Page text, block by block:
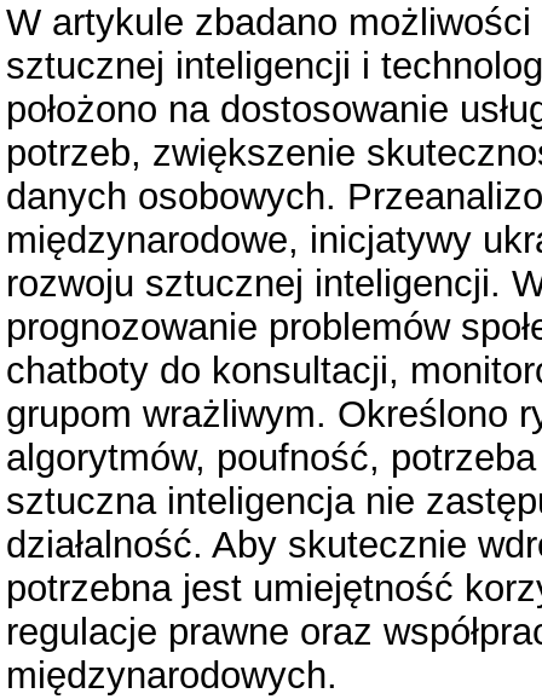
W artykule zbadano
sztucznej inteligencji i
położono na dostosowanie
potrzeb, zwiększenie
danych osobowych.
międzynarodowe, inicjatywy
rozwoju sztucznej inteligencji.
prognozowanie problemów
chatboty do konsultacji,
grupom wrażliwym. Określono
algorytmów, poufność,
sztuczna inteligencja nie
działalność. Aby skutecznie
potrzebna jest umiejętność
regulacje prawne oraz
międzynarodowych.